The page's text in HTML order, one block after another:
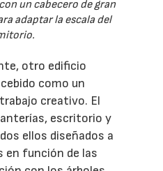
un cabecero de gran
adaptar la escala del
otro edificio
como un
creativo. El
escritorio y
ellos diseñados a
en función de las